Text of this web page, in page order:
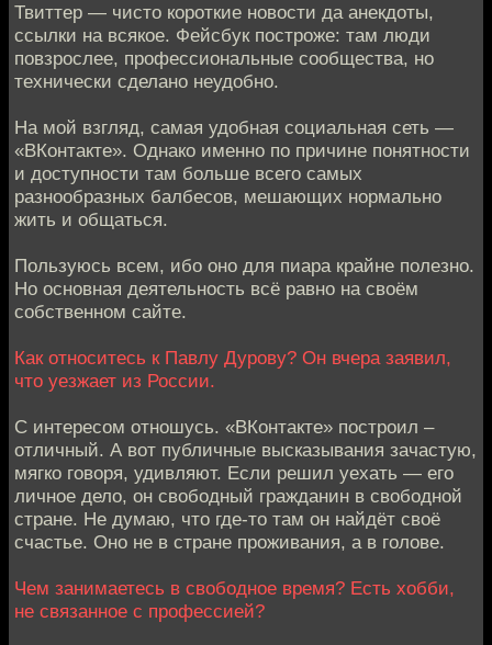
Твиттер — чисто короткие новости да анекдоты,
ссылки на всякое. Фейсбук построже: там люди
повзрослее, профессиональные сообщества, но
технически сделано неудобно.
На мой взгляд, самая удобная социальная сеть —
«ВКонтакте». Однако именно по причине понятности
и доступности там больше всего самых
разнообразных балбесов, мешающих нормально
жить и общаться.
Пользуюсь всем, ибо оно для пиара крайне полезно.
Но основная деятельность всё равно на своём
собственном сайте.
Как относитесь к Павлу Дурову? Он вчера заявил,
что уезжает из России.
С интересом отношусь. «ВКонтакте» построил –
отличный. А вот публичные высказывания зачастую,
мягко говоря, удивляют. Если решил уехать — его
личное дело, он свободный гражданин в свободной
стране. Не думаю, что где-то там он найдёт своё
счастье. Оно не в стране проживания, а в голове.
Чем занимаетесь в свободное время? Есть хобби,
не связанное с профессией?